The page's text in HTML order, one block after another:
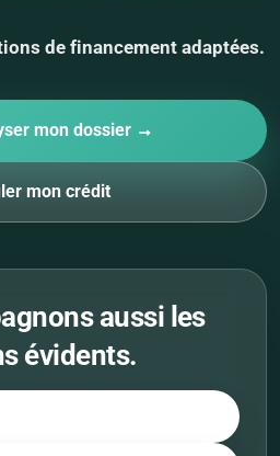
de financement adaptées.
mon dossier →
mon crédit
aussi les
évidents.